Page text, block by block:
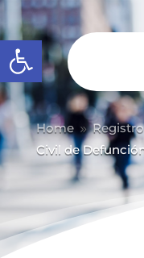
Abrir barra de
Home 9
Civil de